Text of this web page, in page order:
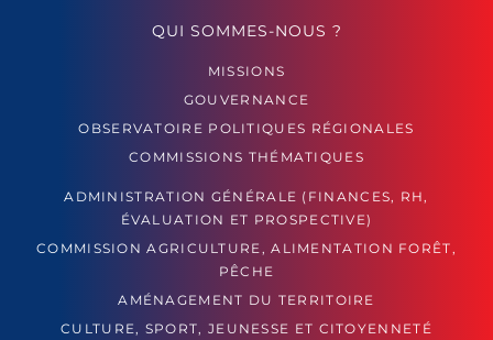
QUI SOMMES-NOUS ?
MISSIONS
GOUVERNANCE
OBSERVATOIRE POLITIQUES RÉGIONALES
COMMISSIONS THÉMATIQUES
ADMINISTRATION GÉNÉRALE (FINANCES, RH,
ÉVALUATION ET PROSPECTIVE)
COMMISSION AGRICULTURE, ALIMENTATION FORÊT,
PÊCHE
AMÉNAGEMENT DU TERRITOIRE
CULTURE, SPORT, JEUNESSE ET CITOYENNETÉ